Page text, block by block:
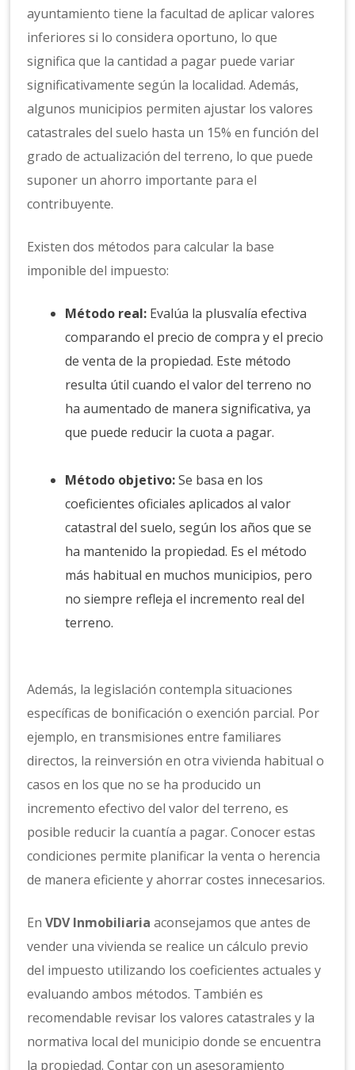
ayuntamiento tiene la facultad de aplicar valores
inferiores si lo considera oportuno, lo que
significa que la cantidad a pagar puede variar
significativamente según la localidad. Además,
algunos municipios permiten ajustar los valores
catastrales del suelo hasta un 15% en función del
grado de actualización del terreno, lo que puede
suponer un ahorro importante para el
contribuyente.
Existen dos métodos para calcular la base
imponible del impuesto:
Método real: Evalúa la plusvalía efectiva
comparando el precio de compra y el precio
de venta de la propiedad. Este método
resulta útil cuando el valor del terreno no
ha aumentado de manera significativa, ya
que puede reducir la cuota a pagar.
Método objetivo:Se basa en los
coeficientes oficiales aplicados al valor
catastral del suelo, según los años que se
ha mantenido la propiedad. Es el método
más habitual en muchos municipios, pero
no siempre refleja el incremento real del
terreno.
Además, la legislación contempla situaciones
específicas de bonificación o exención parcial. Por
ejemplo, en transmisiones entre familiares
directos, la reinversión en otra vivienda habitual o
casos en los que no se ha producido un
incremento efectivo del valor del terreno, es
posible reducir la cuantía a pagar. Conocer estas
condiciones permite planificar la venta o herencia
de manera eficiente y ahorrar costes innecesarios.
EnVDV Inmobiliaria aconsejamos que antes de
vender una vivienda se realice un cálculo previo
del impuesto utilizando los coeficientes actuales y
evaluando ambos métodos. También es
recomendable revisar los valores catastrales y la
normativa local del municipio donde se encuentra
la propiedad. Contar con un asesoramiento